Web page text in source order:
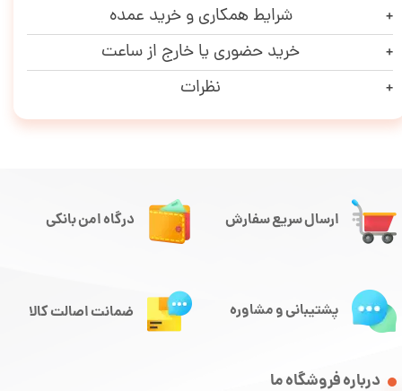
شرایط همکاری و خرید عمده
خرید حضوری یا خارج از ساعت
نظرات
ارسال سریع سفارش
درباره فروشگاه ما
درگاه امن بانکی
پشتیبانی و مشاوره ضمانت اصالت کالا